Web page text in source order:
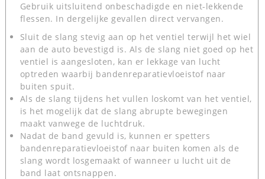
Gebruik uitsluitend onbeschadigde en niet-lekkende
flessen. In dergelijke gevallen direct vervangen.
Sluit de slang stevig aan op het ventiel terwijl het wiel
aan de auto bevestigd is. Als de slang niet goed op het
ventiel is aangesloten, kan er lekkage van lucht
optreden waarbij bandenreparatievloeistof naar
buiten spuit.
Als de slang tijdens het vullen loskomt van het ventiel,
is het mogelijk dat de slang abrupte bewegingen
maakt vanwege de luchtdruk.
Nadat de band gevuld is, kunnen er spetters
bandenreparatievloeistof naar buiten komen als de
slang wordt losgemaakt of wanneer u lucht uit de
band laat ontsnappen.